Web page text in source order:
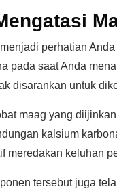
perhatian
pada saat Anda
disarankan untuk
maag yang
kalsium
meredakan keluhan
tersebut juga